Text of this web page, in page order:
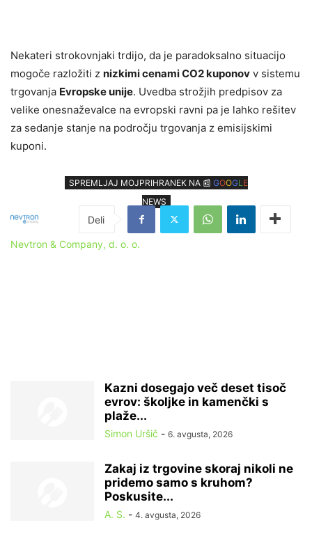
Nekateri strokovnjaki trdijo, da je paradoksalno situacijo
mogoče razložiti z nizkimi cenami CO2 kuponov v sistemu
trgovanja Evropske unije. Uvedba strožjih predpisov za
velike onesnaževalce na evropski ravni pa je lahko rešitev
za sedanje stanje na področju trgovanja z emisijskimi
kuponi.
SPREMLJAJ MOJPRIHRANEK NA 📰 GOOGL E
NEWS
Nevtron & Company, d. o. o.
Kazni dosegajo več deset tisoč
evrov: školjke in kamenčki s
plaže...
Simon Uršič - 6. avgusta, 2026
Zakaj iz trgovine skoraj nikoli ne
pridemo samo s kruhom?
Poskusite...
A. S. - 4. avgusta, 2026